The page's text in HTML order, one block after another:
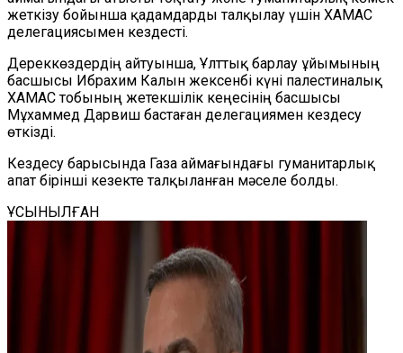
жеткізу бойынша қадамдарды талқылау үшін ХАМАС
делегациясымен кездесті.
Дереккөздердің айтуынша, Ұлттық барлау ұйымының
басшысы Ибрахим Калын жексенбі күні палестиналық
ХАМАС тобының жетекшілік кеңесінің басшысы
Мұхаммед Дарвиш бастаған делегациямен кездесу
өткізді.
Кездесу барысында Газа аймағындағы гуманитарлық
апат бірінші кезекте талқыланған мәселе болды.
ҰСЫНЫЛҒАН